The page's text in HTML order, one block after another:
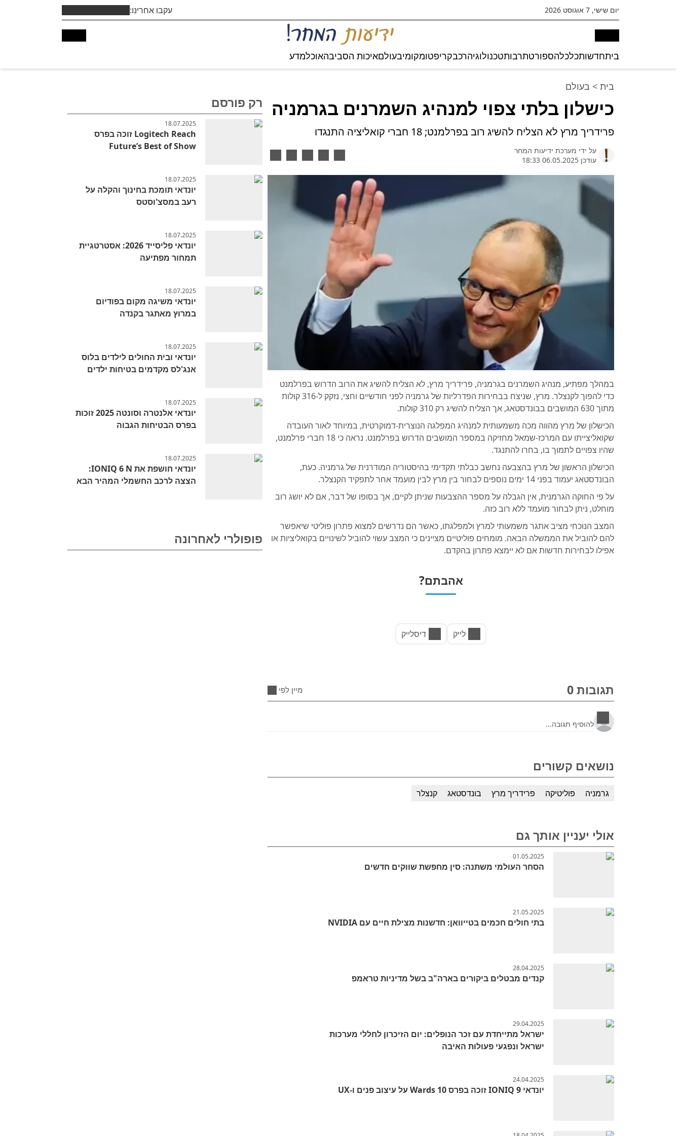
יום שישי, 7 אוגוסט 2026 עקבו אחרינו:
ביתחדשותכלכלהספורטתרבותטכנולוגיהרכבקריפטומקומיבעולםאיכות הסביבהאוכלמדע
בית > בעולם
כישלון בלתי צפוי למנהיג השמרנים בגרמניה
פרידריך מרץ לא הצליח להשיג רוב בפרלמנט; 18 חברי קואליציה התנגדו
על ידי מערכת ידיעות המחר
עודכן 06.05.2025 18:33
במהלך מפתיע, מנהיג השמרנים בגרמניה, פרידריך מרץ, לא הצליח להשיג את הרוב הדרוש בפרלמנט
כדי להפוך לקנצלר. מרץ, שניצח בבחירות הפדרליות של גרמניה לפני חודשיים וחצי, נזקק ל-316 קולות
מתוך 630 המושבים בבונדסטאג, אך הצליח להשיג רק 310 קולות.
הכישלון של מרץ מהווה מכה משמעותית למנהיג המפלגה הנוצרית-דמוקרטית, במיוחד לאור העובדה
שקואליצייתו עם המרכז-שמאל מחזיקה במספר המושבים הדרוש בפרלמנט. נראה כי 18 חברי פרלמנט,
שהיו צפויים לתמוך בו, בחרו להתנגד.
הכישלון הראשון של מרץ בהצבעה נחשב כבלתי תקדימי בהיסטוריה המודרנית של גרמניה. כעת,
הבונדסטאג יעמוד בפני 14 ימים נוספים לבחור בין מרץ לבין מועמד אחר לתפקיד הקנצלר.
על פי החוקה הגרמנית, אין הגבלה על מספר ההצבעות שניתן לקיים, אך בסופו של דבר, אם לא יושג רוב
מוחלט, ניתן לבחור מועמד ללא רוב כזה.
המצב הנוכחי מציב אתגר משמעותי למרץ ולמפלגתו, כאשר הם נדרשים למצוא פתרון פוליטי שיאפשר
להם להוביל את הממשלה הבאה. מומחים פוליטיים מציינים כי המצב עשוי להוביל לשינויים בקואליציות או
אפילו לבחירות חדשות אם לא יימצא פתרון בהקדם.
אהבתם?
לייק דיסלייק
תגובות 0 מיין לפי
נושאים קשורים
גרמניה פוליטיקה פרידריך מרץ בונדסטאג קנצלר
אולי יעניין אותך גם
01.05.2025
הסחר העולמי משתנה: סין מחפשת שווקים חדשים
21.05.2025
בתי חולים חכמים בטייוואן: חדשנות מצילת חיים עם NVIDIA
28.04.2025
קנדים מבטלים ביקורים בארה"ב בשל מדיניות טראמפ
29.04.2025
ישראל מתייחדת עם זכר הנופלים: יום הזיכרון לחללי מערכות
ישראל ונפגעי פעולות האיבה
24.04.2025
יונדאי IONIQ 9 זוכה בפרס Wards 10 על עיצוב פנים ו-UX
רק פורסם
18.07.2025
Logitech Reach זוכה בפרס
Future’s Best of Show
18.07.2025
יונדאי תומכת בחינוך והקלה על
רעב במסצ'וסטס
18.07.2025
יונדאי פליסייד 2026: אסטרטגיית
תמחור מפתיעה
18.07.2025
יונדאי משיגה מקום בפודיום
במרוץ מאתגר בקנדה
18.07.2025
יונדאי ובית החולים לילדים בלוס
אנג'לס מקדמים בטיחות ילדים
18.07.2025
יונדאי אלנטרה וסונטה 2025 זוכות
בפרס הבטיחות הגבוה
18.07.2025
יונדאי חושפת את IONIQ 6 N:
הצצה לרכב החשמלי המהיר הבא
פופולרי לאחרונה